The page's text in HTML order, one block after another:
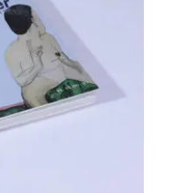
Acte visible